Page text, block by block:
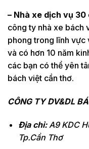
– Nhà xe dịch vụ
công ty nhà xe bách
phong trong lĩnh vực
và có hơn 10 năm
các bạn có thể yên
bách việt cần thơ.
CÔNG TY DV&DL
Địa chỉ: A9 KDC
Tp.Cần Thơ